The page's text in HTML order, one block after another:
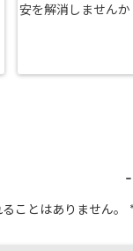
安を解消しませんか
ことはありません。